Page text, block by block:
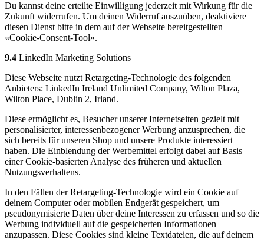
Du kannst deine erteilte Einwilligung jederzeit mit Wirkung für die
Zukunft widerrufen. Um deinen Widerruf auszuüben, deaktiviere
diesen Dienst bitte in dem auf der Webseite bereitgestellten
«Cookie-Consent-Tool».
9.4 LinkedIn Marketing Solutions
Diese Webseite nutzt Retargeting-Technologie des folgenden
Anbieters: LinkedIn Ireland Unlimited Company, Wilton Plaza,
Wilton Place, Dublin 2, Irland.
Diese ermöglicht es, Besucher unserer Internetseiten gezielt mit
personalisierter, interessenbezogener Werbung anzusprechen, die
sich bereits für unseren Shop und unsere Produkte interessiert
haben. Die Einblendung der Werbemittel erfolgt dabei auf Basis
einer Cookie-basierten Analyse des früheren und aktuellen
Nutzungsverhaltens.
In den Fällen der Retargeting-Technologie wird ein Cookie auf
deinem Computer oder mobilen Endgerät gespeichert, um
pseudonymisierte Daten über deine Interessen zu erfassen und so die
Werbung individuell auf die gespeicherten Informationen
anzupassen. Diese Cookies sind kleine Textdateien, die auf deinem